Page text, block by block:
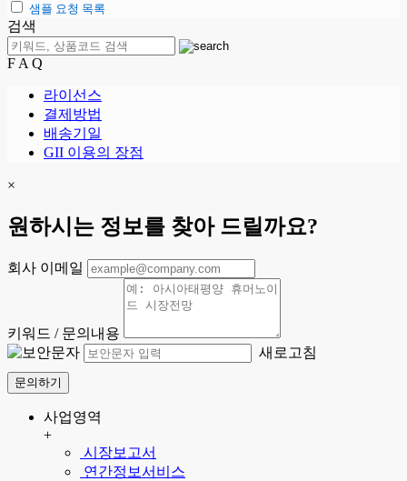
샘플 요청 목록
검색
F A Q
라이선스
결제방법
배송기일
GII 이용의 장점
×
원하시는 정보를 찾아 드릴까요?
회사 이메일
키워드 / 문의내용
새로고침
문의하기
사업영역
+
시장보고서
연간정보서비스